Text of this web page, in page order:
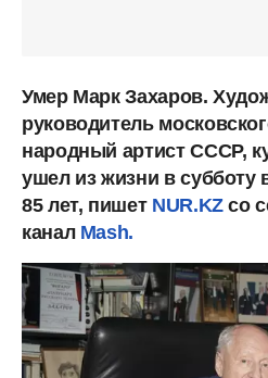
Умер Марк Захаров.
руководитель
народный артист СССР,
ушел из жизни в субботу
85 лет, пишет NUR.KZсо
канал Mash.